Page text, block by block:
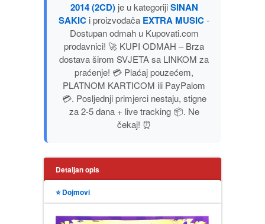
PUTOPISI
STRIP
TEORIJE ZAVERE
UMETNOST
2014 (2CD)je u kategorijiSINAN
SAKIC i proizvođača EXTRA MUSIC-
Dostupan odmah u Kupovati.com
prodavnici! 🚀 KUPI ODMAH – Brza
dostava širom SVJETA sa LINKOM za
praćenje! 💳 Plaćaj pouzećem,
PLATNOM KARTICOM ili PayPalom
💳. Posljednji primjerci nestaju, stigne
za 2-5 dana + live tracking 📦. Ne
čekaj! ⏰
Detaljan opis
⭐ Dojmovi